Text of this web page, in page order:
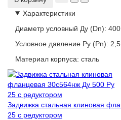
Характеристики
Диаметр условный Ду (Dn): 400
Условное давление Ру (Pn):
Материал корпуса: сталь
Задвижка стальная клиновая
25 с редуктором